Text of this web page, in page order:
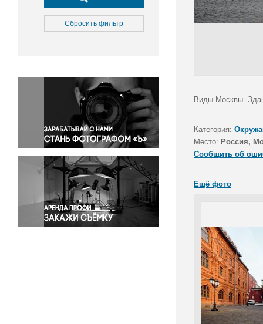
Культура
Медицина
Окружающая среда
Политика
Правосудие
Происшествия и конфликты
Религия
Светская жизнь
Спорт
Экология
Экономика и бизнес
Сбросить фильтр
Виды Москвы.
Категория:
Место: Россия,
Сообщить об
Ещё фото